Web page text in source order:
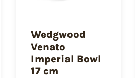
Wedgwood
Venato
Imperial Bowl
17 cm